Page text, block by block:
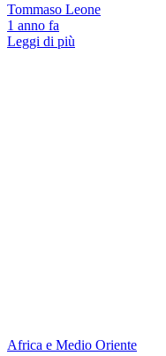
Tommaso Leone
1 anno fa
Leggi di più
Africa e Medio Oriente